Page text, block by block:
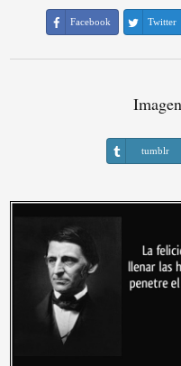
Facebook Twitter
tumblr